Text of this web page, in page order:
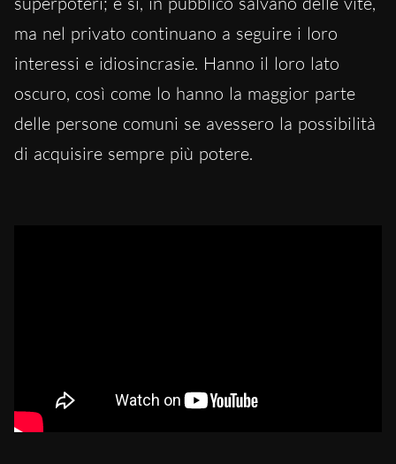
ma nel privato continuano a seguire i loro
interessi e idiosincrasie. Hanno il loro lato
oscuro, così come lo hanno la maggior parte
delle persone comuni se avessero la possibilità
di acquisire sempre più potere.